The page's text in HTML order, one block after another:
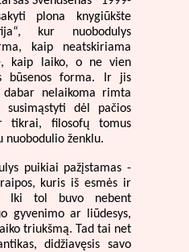
plona knygiūkšte
kur nuobodulys
kaip neatskiriama
kaip laiko, o ne vien
būsenos forma. Ir jis
nelaikoma rimta
dėl pačios
tikrai, filosofų tomus
nuobodulio ženklu.
puikiai pažįstamas -
kuris iš esmės ir
Iki tol buvo nebent
gyvenimo ar liūdesys,
triukšmą. Tad tai net
didžiavęsis savo